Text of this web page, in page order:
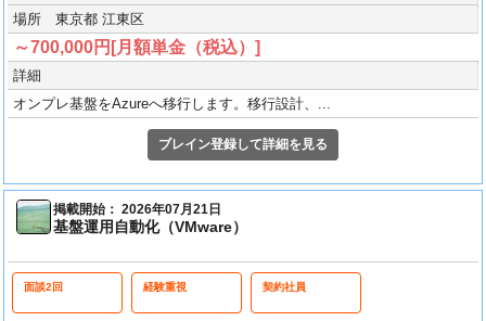
場所 東京都 江東区
～700,000円[月額単金（税込）]
詳細
オンプレ基盤をAzureへ移行します。移行設計、...
ブレイン登録して詳細を見る
掲載開始： 2026年07月21日
基盤運用自動化（VMware）
面談2回 経験重視 契約社員